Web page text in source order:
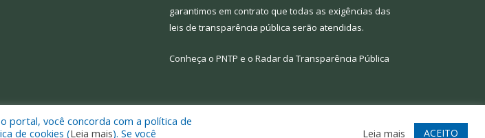
garantimos em contrato que todas as exigências das
leis de transparência pública serão atendidas.
Conheça o PNTP e o Radar da Transparência Pública
Mapa do Site Acessar Webmail
portal, você concorda com a política de
de cookies (Leia mais). Se você Leia mais ACEITO